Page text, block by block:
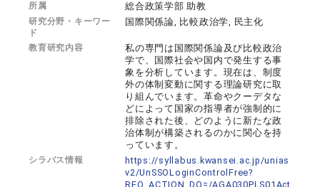
所属 総合政策学部 助教
研究分野・キーワー
ド
国際関係論, 比較政治学, 民主化
教育研究内容
私の専門は国際関係論及び比較政治
学で、国際社会や国内で発生する事
象を分析しています。現在は、制度
外の体制変動に関する理論研究に取
り組んでいます。革命やクーデタな
どによって国家の指導者が強制的に
排除された後、どのように新たな政
治体制が構築されるのかに関心を持
っています。
シラバス情報
https://syllabus.kwansei.ac.jp/unias
v2/UnSSOLoginControlFree?
REQ_ACTION_DO=/AGA030PLS01Act